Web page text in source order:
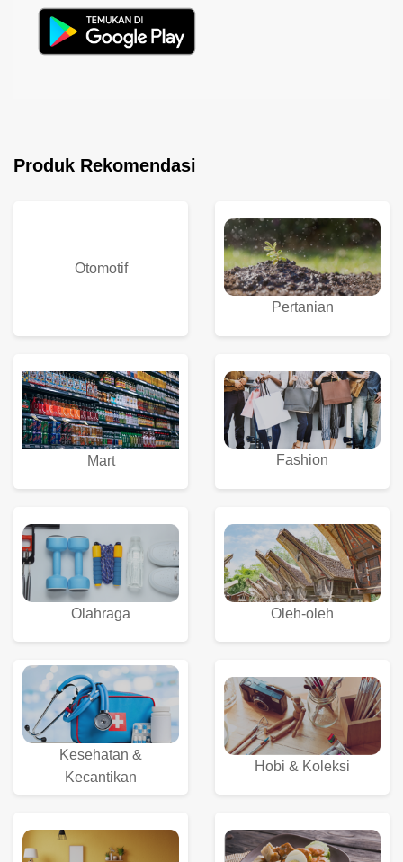
Produk Rekomendasi
Otomotif
Pertanian
Mart Fashion
Olahraga Oleh-oleh
Kesehatan &
Kecantikan
Hobi & Koleksi